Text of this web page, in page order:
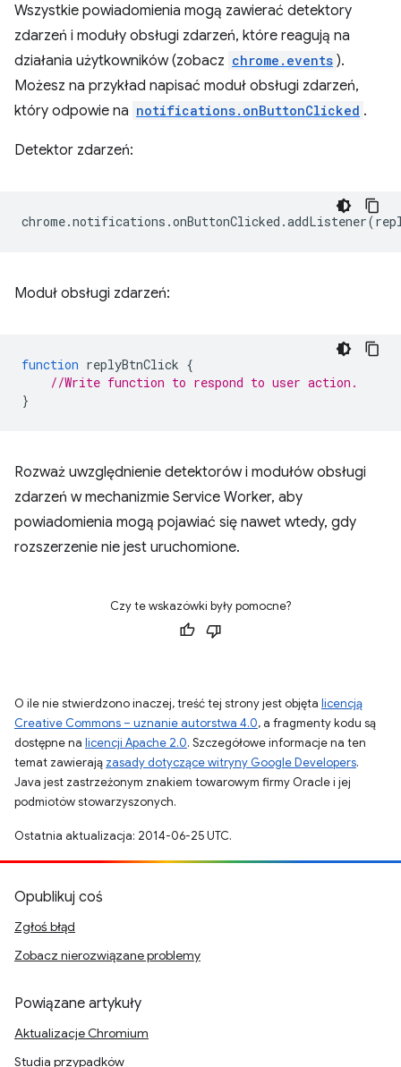
Wszystkie powiadomienia mogą zawierać detektory
zdarzeń i moduły obsługi zdarzeń, które reagują na
działania użytkowników (zobacz chrome.events ).
Możesz na przykład napisać moduł obsługi zdarzeń,
który odpowie na notifications.onButtonClicked .
Detektor zdarzeń:
chrome.notifications .onButtonClicked .addListener(
Moduł obsługi zdarzeń:
function replyBtnClick {
//Write function to respond to user action.
}
Rozważ uwzględnienie detektorów i modułów obsługi
zdarzeń w mechanizmie Service Worker, aby
powiadomienia mogą pojawiać się nawet wtedy, gdy
rozszerzenie nie jest uruchomione.
Czy te wskazówki były pomocne?
O ile nie stwierdzono inaczej, treść tej strony jest objęta licencją
Creative Commons – uznanie autorstwa 4.0, a fragmenty kodu są
dostępne na licencji Apache 2.0. Szczegółowe informacje na ten
temat zawierają zasady dotyczące witryny Google Developers.
Java jest zastrzeżonym znakiem towarowym firmy Oracle i jej
podmiotów stowarzyszonych.
Ostatnia aktualizacja: 2014-06-25 UTC.
Opublikuj coś
Zgłoś błąd
Zobacz nierozwiązane problemy
Powiązane artykuły
Aktualizacje Chromium
Studia przypadków